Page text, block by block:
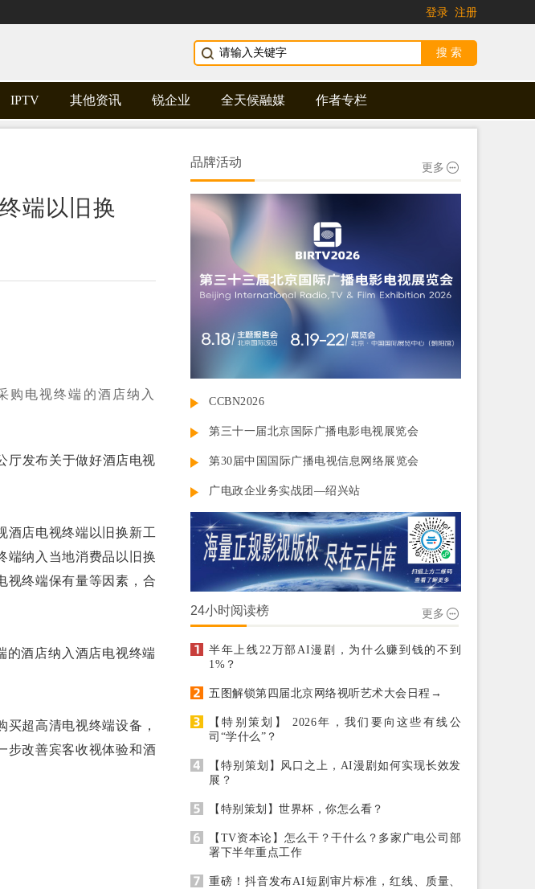
登录 注册
IPTV 其他资讯 锐企业 全天候融媒 作者专栏
端以旧换
购电视终端的酒店纳入
发布关于做好酒店电视
店电视终端以旧换新工
端纳入当地消费品以旧换
视终端保有量等因素，合
酒店纳入酒店电视终端
超高清电视终端设备，
步改善宾客收视体验和酒
品牌活动 更多
CCBN2026
第三十一届北京国际广播电影电视展览会
第30届中国国际广播电视信息网络展览会
广电政企业务实战团—绍兴站
24小时阅读榜 更多
半年上线22万部AI漫剧，为什么赚到钱的不到
1%？
五图解锁第四届北京网络视听艺术大会日程→
【特别策划】 2026年，我们要向这些有线公
司“学什么”？
【特别策划】风口之上，AI漫剧如何实现长效发
展？
【特别策划】世界杯，你怎么看？
【TV资本论】怎么干？干什么？多家广电公司部
署下半年重点工作
重磅！抖音发布AI短剧审片标准，红线、质量、